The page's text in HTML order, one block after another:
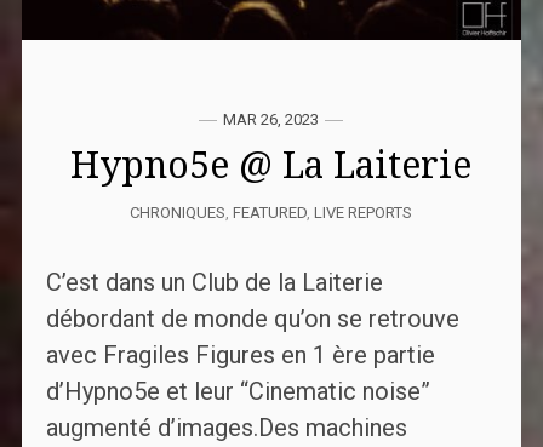
MAR 26, 2023
Hypno5e @ La Laiterie
CHRONIQUES ,FEATURED ,LIVE REPORTS
C’est dans un Club de la Laiterie
débordant de monde qu’on se retrouve
avec Fragiles Figures en 1 ère partie
d’Hypno5e et leur “Cinematic noise”
augmenté d’images.Des machines